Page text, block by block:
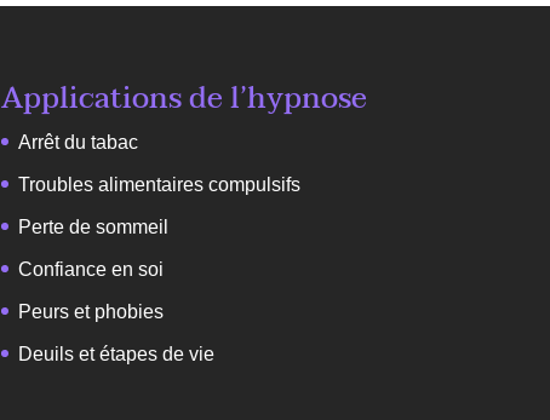
Applications de l’hypnose
Arrêt du tabac
Troubles alimentaires compulsifs
Perte de sommeil
Confiance en soi
Peurs et phobies
Deuils et étapes de vie